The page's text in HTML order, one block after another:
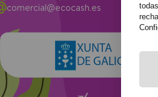
comercial@ecocash.es
XUNTA
DE GALICIA